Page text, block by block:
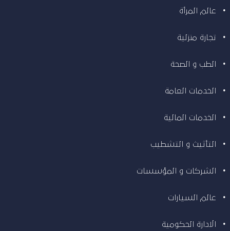
عالم المرأة
تجارة منزلية
الطب و الصحة
الخدمات العامة
الخدمات المالية
التأثيث و التشطيب
الشركات و المؤسسات
عالم السيارات
الادارة الحكومية